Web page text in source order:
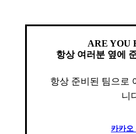
ARE YOU
항상 여러분 옆에
항상 준비된 팀으로
니
카카오